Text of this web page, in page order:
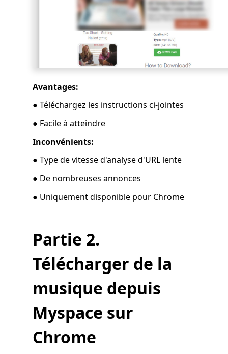
Avantages:
● Téléchargez les instructions ci-jointes
● Facile à atteindre
Inconvénients:
● Type de vitesse d'analyse d'URL lente
● De nombreuses annonces
● Uniquement disponible pour Chrome
Partie 2.
Télécharger de la
musique depuis
Myspace sur
Chrome